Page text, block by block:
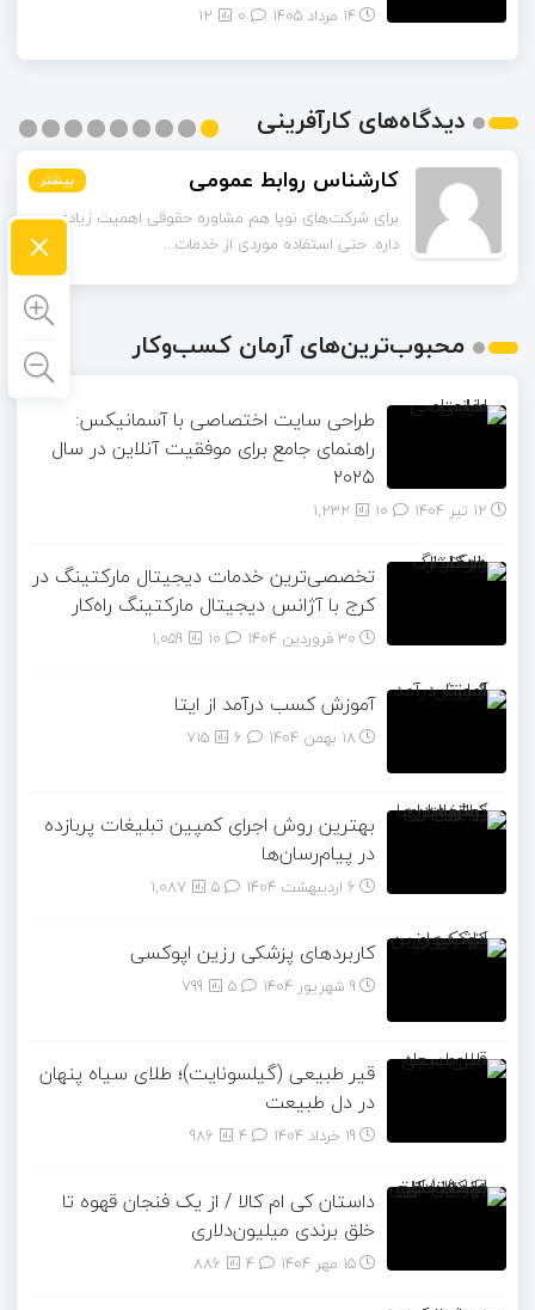
14 مرداد 1405 12
دیدگاه‌های کارآفرینی
کارشناس روابط عمومی بیشتر
برای شرکت‌های نوپا هم مشاوره حقوقی اهمیت زیادی
داره. حتی استفاده موردی از خدمات...
حاجی پور بیشتر
اگر یک شرکت تازه‌تأسیس باشه و بودجه محدودی داشته
باشه، باز هم داشتن وکیل شرکت ضر...
بیشتر
بیشتر
بیشتر
بیشتر
بیشتر
بیشتر
بیشتر
محبوب‌ترین‌های آرمان کسب‌وکار
طراحی سایت اختصاصی با آسمانیکس:
راهنمای جامع برای موفقیت آنلاین در سال
۲۰۲۵
12 تیر 1404 1,232
تخصصی‌ترین خدمات دیجیتال مارکتینگ در
کرج با آژانس دیجیتال مارکتینگ راه‌کار
30 فروردین 1404 1,059
آموزش کسب درآمد از ایتا
18 بهمن 1404 715
بهترین روش اجرای کمپین تبلیغات پربازده
در پیام‌رسان‌ها
6 اردیبهشت 1404 1,087
کاربردهای پزشکی رزین اپوکسی
9 شهریور 1404 799
قیر طبیعی (گیلسونایت)؛ طلای سیاه پنهان
در دل طبیعت
19 خرداد 1404 986
داستان کی ام کالا / از یک فنجان قهوه تا
خلق برندی میلیون‌دلاری
15 مهر 1404 886
×